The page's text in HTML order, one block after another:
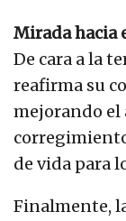
Mirada hacia
De cara a la
reafirma su
mejorando el
de vida para
Finalmente,